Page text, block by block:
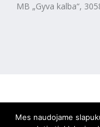
MB „Gyva kalba“,
Mes naudojame